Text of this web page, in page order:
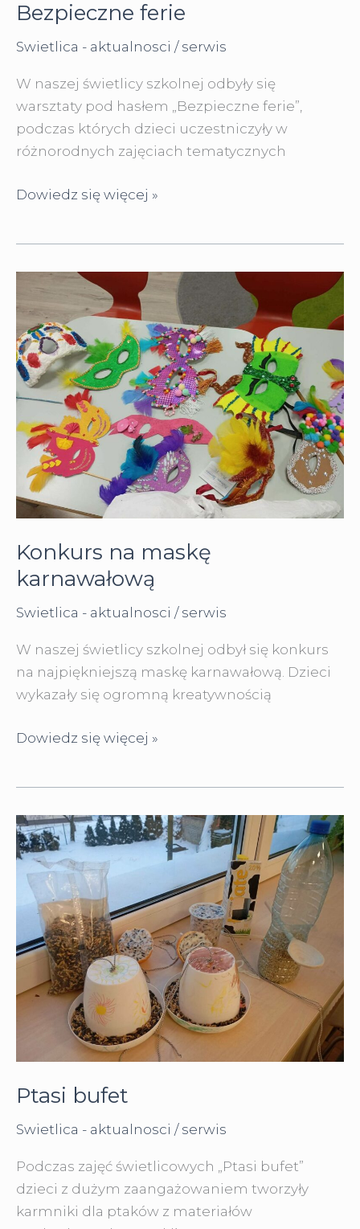
Bezpieczne ferie
Swietlica - aktualnosci / serwis
W naszej świetlicy szkolnej odbyły się
warsztaty pod hasłem „Bezpieczne ferie”,
podczas których dzieci uczestniczyły w
różnorodnych zajęciach tematycznych
Bezpieczne
Dowiedz się więcej »
Konkurs na maskę
karnawałową
Swietlica - aktualnosci / serwis
W naszej świetlicy szkolnej odbył się konkurs
na najpiękniejszą maskę karnawałową. Dzieci
wykazały się ogromną kreatywnością
Konkurs
Dowiedz się więcej »
Ptasi bufet
Swietlica - aktualnosci / serwis
Podczas zajęć świetlicowych „Ptasi bufet”
dzieci z dużym zaangażowaniem tworzyły
karmniki dla ptaków z materiałów